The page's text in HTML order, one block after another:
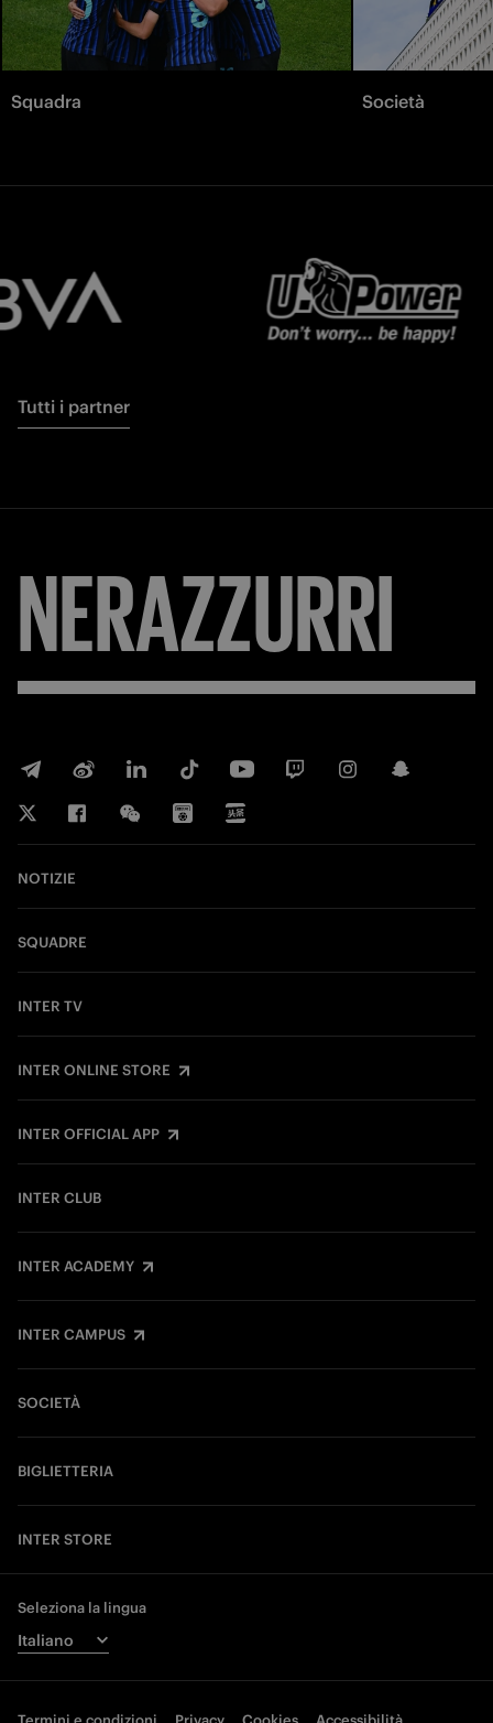
Squadra Società
Tutti i partner
NERAZZURRI
NOTIZIE
SQUADRE
INTER TV
INTER ONLINE STORE
INTER OFFICIAL APP
INTER CLUB
INTER ACADEMY
INTER CAMPUS
SOCIETÀ
BIGLIETTERIA
INTER STORE
Seleziona la lingua